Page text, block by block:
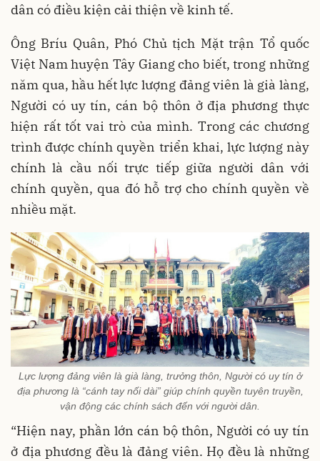
dân có điều kiện cải thiện về kinh tế.
Ông Bríu Quân, Phó Chủ tịch Mặt trận Tổ quốc
Việt Nam huyện Tây Giang cho biết, trong những
năm qua, hầu hết lực lượng đảng viên là già làng,
Người có uy tín, cán bộ thôn ở địa phương thực
hiện rất tốt vai trò của mình. Trong các chương
trình được chính quyền triển khai, lực lượng này
chính là cầu nối trực tiếp giữa người dân với
chính quyền, qua đó hỗ trợ cho chính quyền về
nhiều mặt.
Lực lượng đảng viên là già làng, trưởng thôn, Người có uy tín ở
địa phương là “cánh tay nối dài” giúp chính quyền tuyên truyền,
vận động các chính sách đến với người dân.
“Hiện nay, phần lớn cán bộ thôn, Người có uy tín
ở địa phương đều là đảng viên. Họ đều là những